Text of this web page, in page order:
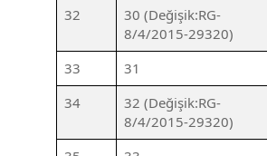
32
30 (Değişik:RG-
8/4/2015-29320)
33 31
34
32 (Değişik:RG-
8/4/2015-29320)